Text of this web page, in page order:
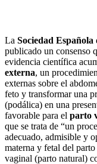
La Sociedad
publicado un consenso
evidencia científica
externa, un
externas sobre el
feto y transformar una
(podálica) en una
favorable para el parto
que se trata de “un
adecuado, admisible y
materna y fetal del
vaginal (parto natural)